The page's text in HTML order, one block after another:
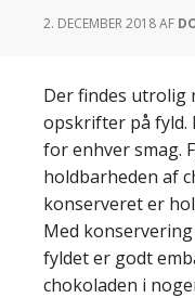
2. DECEMBER 2018AF
Der findes utrolig
opskrifter på fyld.
for enhver smag.
holdbarheden af
konserveret er
Med
fyldet er godt
chokoladen i